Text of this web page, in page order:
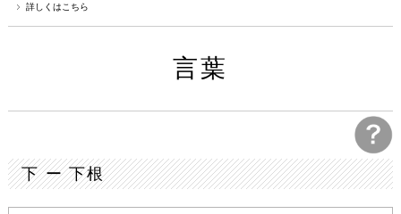
詳しくはこちら
言葉
下 ー 下根